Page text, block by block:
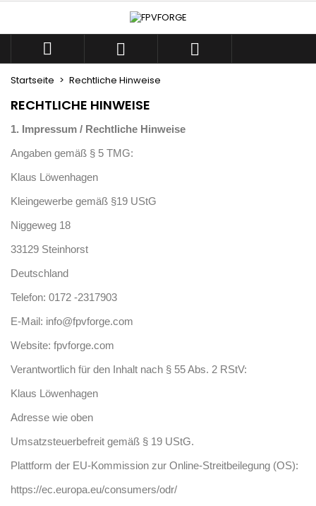
  
Startseite Rechtliche Hinweise
RECHTLICHE HINWEISE
1. Impressum / Rechtliche Hinweise
Angaben gemäß § 5 TMG:
Klaus Löwenhagen
Kleingewerbe gemäß §19 UStG
Niggeweg 18
33129 Steinhorst
Deutschland
Telefon: 0172 -2317903
E-Mail: info@fpvforge.com
Website: fpvforge.com
Verantwortlich für den Inhalt nach § 55 Abs. 2 RStV:
Klaus Löwenhagen
Adresse wie oben
Umsatzsteuerbefreit gemäß § 19 UStG.
Plattform der EU-Kommission zur Online-Streitbeilegung (OS):
https://ec.europa.eu/consumers/odr/
Ihre Wunschlisten ×
((modalTitle)) ×
((confirmMessage))
((cancelText))
×
×
Sie müssen angemeldet sein, um Artikel Ihrer
Wunschliste hinzufügen zu können.